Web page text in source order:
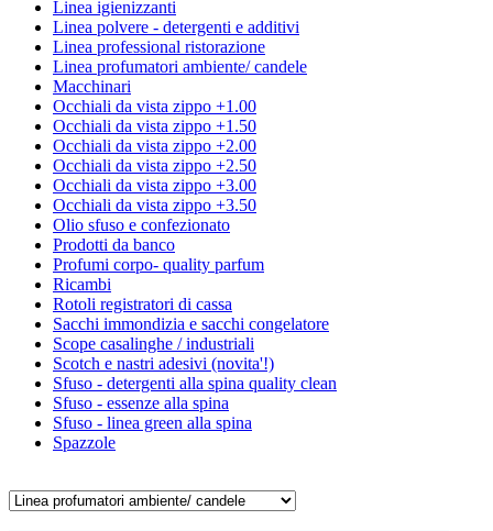
Linea igienizzanti
Linea polvere - detergenti e additivi
Linea professional ristorazione
Linea profumatori ambiente/ candele
Macchinari
Occhiali da vista zippo +1.00
Occhiali da vista zippo +1.50
Occhiali da vista zippo +2.00
Occhiali da vista zippo +2.50
Occhiali da vista zippo +3.00
Occhiali da vista zippo +3.50
Olio sfuso e confezionato
Prodotti da banco
Profumi corpo- quality parfum
Ricambi
Rotoli registratori di cassa
Sacchi immondizia e sacchi congelatore
Scope casalinghe / industriali
Scotch e nastri adesivi (novita'!)
Sfuso - detergenti alla spina quality clean
Sfuso - essenze alla spina
Sfuso - linea green alla spina
Spazzole